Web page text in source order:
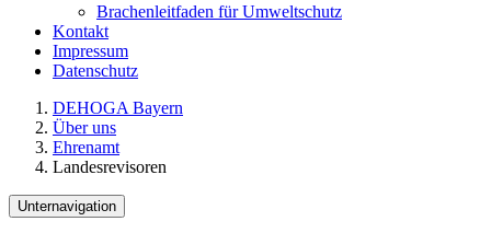
Brachenleitfaden für Umweltschutz
Kontakt
Impressum
Datenschutz
DEHOGA Bayern
Über uns
Ehrenamt
Landesrevisoren
Unternavigation